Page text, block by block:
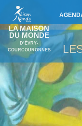
LA MAISON
DU MONDE
D’ÉVRY-
COURCOURONNES